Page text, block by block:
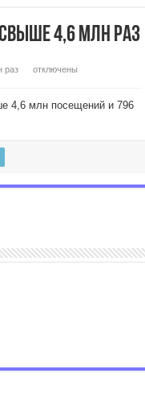
4,6 млн раз
раз
отключены
4,6 млн посещений и 796